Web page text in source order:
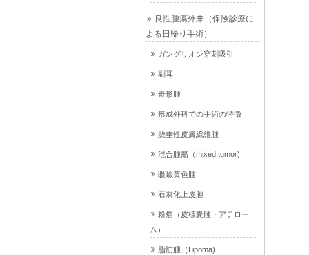
良性腫瘍外来（保険診療に
よる日帰り手術）
ガングリオン穿刺吸引
副耳
奇形腫
形成外科での手術の特徴
懸垂性皮膚線維腫
混合腫瘍（mixed tumor)
眼瞼黄色腫
石灰化上皮腫
粉瘤（皮様嚢腫・アテロー
ム）
脂肪腫（Lipoma)